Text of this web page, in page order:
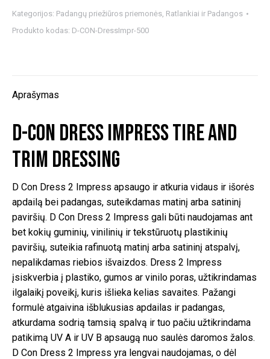
CON
Dress
Trim
Dressing
Kategorijos: Padangų priežiūros priemonės, Ratlankiai ir Padangos
Produkto kodas: D-CON-DressImpr-500
Aprašymas
D-CON Dress Impress Tire and
Trim Dressing
D Con Dress 2 Impress apsaugo ir atkuria vidaus ir išorės
apdailą bei padangas, suteikdamas matinį arba satininį
paviršių. D Con Dress 2 Impress gali būti naudojamas ant
bet kokių guminių, vinilinių ir tekstūruotų plastikinių
paviršių, suteikia rafinuotą matinį arba satininį atspalvį,
nepalikdamas riebios išvaizdos. Dress 2 Impress
įsiskverbia į plastiko, gumos ar vinilo poras, užtikrindamas
ilgalaikį poveikį, kuris išlieka kelias savaites. Pažangi
formulė atgaivina išblukusias apdailas ir padangas,
atkurdama sodrią tamsią spalvą ir tuo pačiu užtikrindama
patikimą UV A ir UV B apsaugą nuo saulės daromos žalos.
D Con Dress 2 Impress yra lengvai naudojamas, o dėl